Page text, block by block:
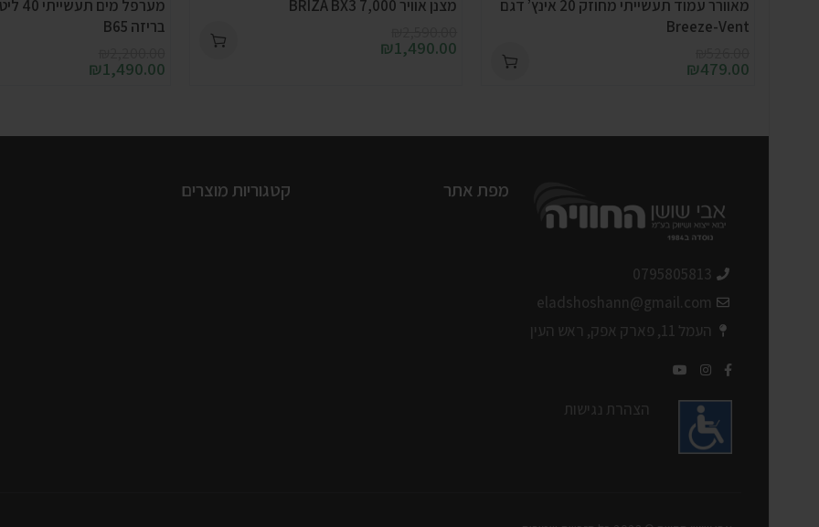
מאוורר עמוד תעשייתי מחוזק 20 אינץ’ דגם
Breeze-Vent
₪479.00
מצנן אוויר BRIZA BX3 7,000
₪1,490.00
מערפל
בריזה B65
₪1,490.00
0795805813
eladshoshann@gmail.com
העמל 11, פארק אפק, ראש העין
הצהרת נגישות
מפת אתר קטגוריות מוצרים